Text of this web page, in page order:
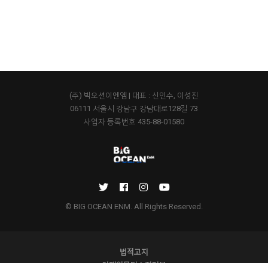
(주) 빅오션이엔엠 | 대표 : 신인수, 이성진
06111 서울시 강남구 강남대로128길 73
사업자 등록번호 435-88-01580
© BIG OCEAN ENM. All Rights Reserved.
법적고지